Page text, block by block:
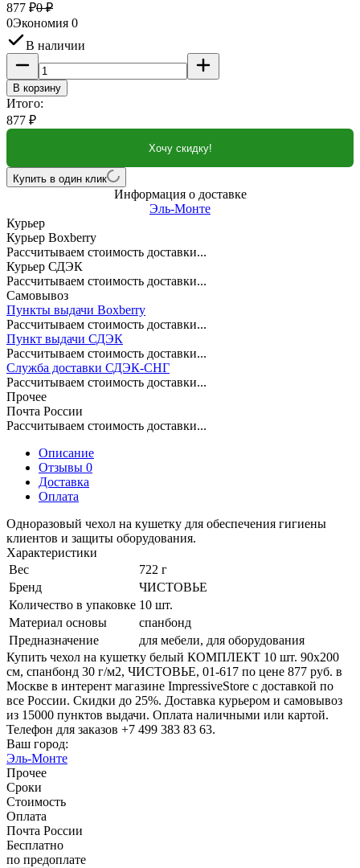
877 ₽0 ₽
0Экономия 0
В наличии
В корзину
Итого:
877 ₽
Хочу скидку!
Купить в один клик
Информация о доставке
Эль-Монте
Курьер
Курьер Boxberry
Рассчитываем стоимость доставки...
Курьер СДЭК
Рассчитываем стоимость доставки...
Самовывоз
Пункты выдачи Boxberry
Рассчитываем стоимость доставки...
Пункт выдачи СДЭК
Рассчитываем стоимость доставки...
Служба доставки СДЭК-СНГ
Рассчитываем стоимость доставки...
Прочее
Почта России
Рассчитываем стоимость доставки...
Описание
Отзывы 0
Доставка
Оплата
Одноразовый чехол на кушетку для обеспечения гигиены
клиентов и защиты оборудования.
Характеристики
Вес
722 г
Бренд
ЧИСТОВЬЕ
Количество в упаковке 10 шт.
Материал основы
спанбонд
Предназначение
для мебели, для оборудования
Купить чехол на кушетку белый КОМПЛЕКТ 10 шт. 90х200
см, спанбонд 30 г/м2, ЧИСТОВЬЕ, 01-617 по цене 877 руб. в
Москве в интерент магазине ImpressiveStore с доставкой по
все России. Скидки до 25%. Доставка курьером и самовывоз
из 15000 пунктов выдачи. Оплата наличными или картой.
Телефон для заказов +7 499 383 83 63.
Ваш город:
Эль-Монте
Прочее
Сроки
Стоимость
Оплата
Почта России
Бесплатно
по предоплате